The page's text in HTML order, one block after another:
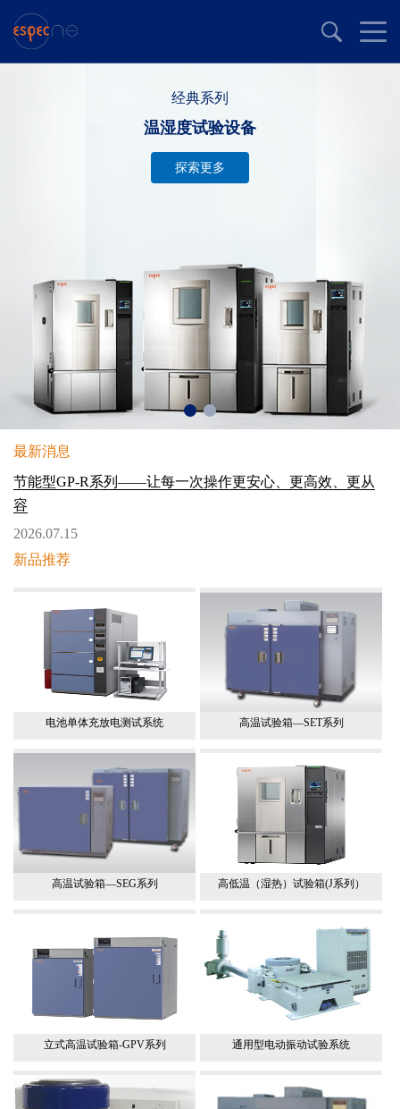
经典系列
温湿度试验设备
探索更多
最新消息
节能型GP-R系列——让每一次操作更安心、更高效、更从
容
2026.07.15
新品推荐
电池单体充放电测试系统 高温试验箱—SET系列
高温试验箱—SEG系列 高低温（湿热）试验箱(J系列）
立式高温试验箱-GPV系列 通用型电动振动试验系统